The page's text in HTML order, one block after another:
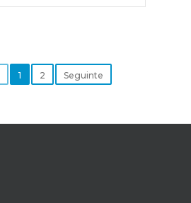
1 2 Seguinte